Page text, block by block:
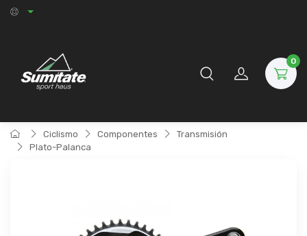
0
Ciclismo Componentes
Transmisión
Plato-Palanca